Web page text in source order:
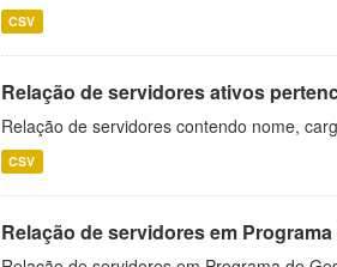
CSV
Relação de servidores ativos
Relação de servidores contendo nome,
CSV
Relação de servidores em